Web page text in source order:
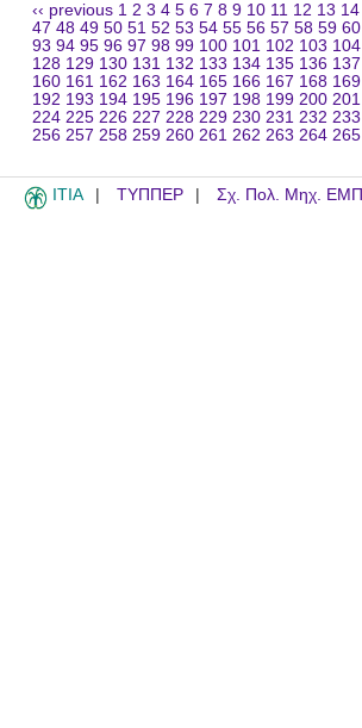
‹‹ previous 1 2 3 4 5 6 7 8 9 10 11 12 13 14
47 48 49 50 51 52 53 54 55 56 57 58 59 60
93 94 95 96 97 98 99 100 101 102 103 104
128 129 130 131 132 133 134 135 136 137
160 161 162 163 164 165 166 167 168 169
192 193 194 195 196 197 198 199 200 201
224 225 226 227 228 229 230 231 232 233
256 257 258 259 260 261 262 263 264 265
ITIA ΤΥΠΠΕΡ Σχ. Πολ. Μηχ. ΕΜΠ